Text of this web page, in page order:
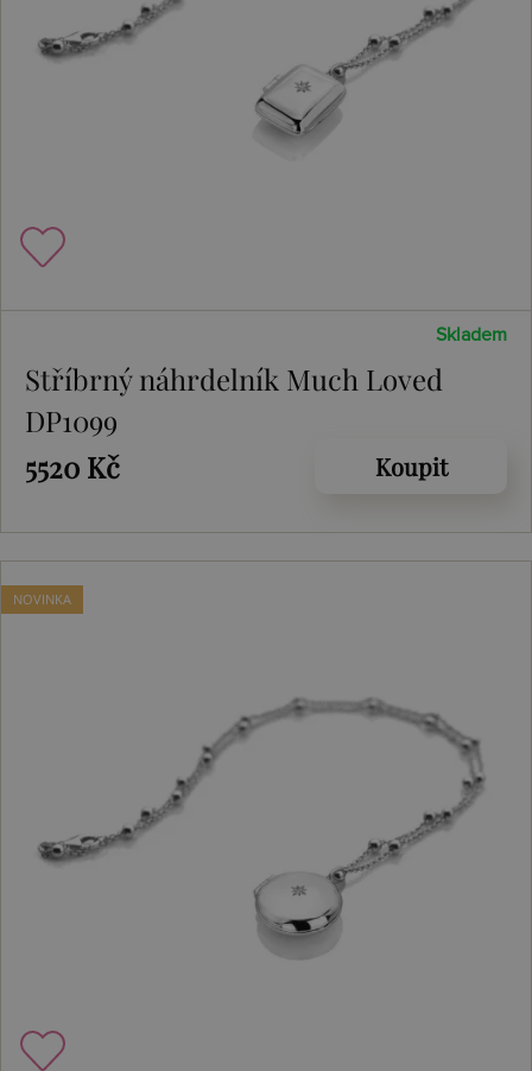
Skladem
Stříbrný náhrdelník Much Loved
DP1099
5520 Kč
Koupit
NOVINKA